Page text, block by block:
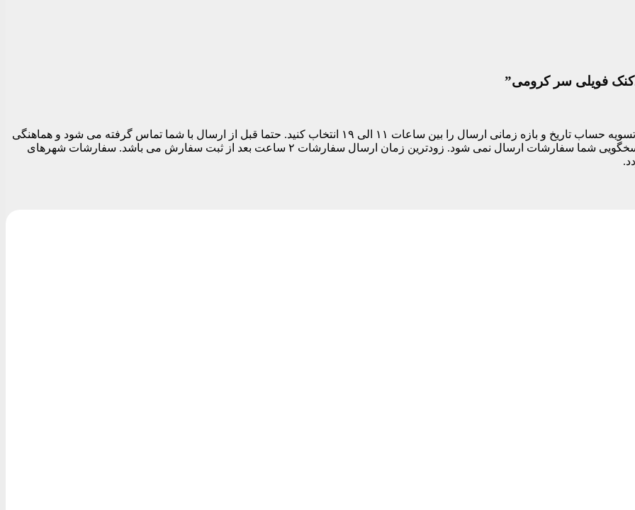
فویلی سر کرومی”
مشتری های ساکن تهران می توانید در قسمت نهایی سفارش قبل از تسویه حساب تاریخ و بازه زمانی ارسال را بین ساعات ۱۱ الی ۱۹ انتخاب کنید. حتما قبل از ارسال با شما تماس گرفته می شود و هماهنگی
های لازم برای ارسال مرسوله انجام می شود. بدیهی است تا زمان پاسخگویی شما سفارشات ارسال نمی شود. زودترین زمان ارسال سفارشات ۲ ساعت بعد از ثبت سفارش می باشد. سفارشات شهرهای